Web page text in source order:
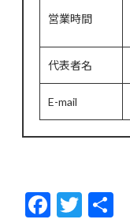
営業時間
代表者名
E-mail
F T